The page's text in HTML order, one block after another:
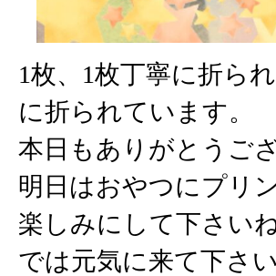
1枚、1枚丁寧に折ら
に折られています。
本日もありがとうご
明日はおやつにプリ
楽しみにして下さいね
では元気に来て下さい